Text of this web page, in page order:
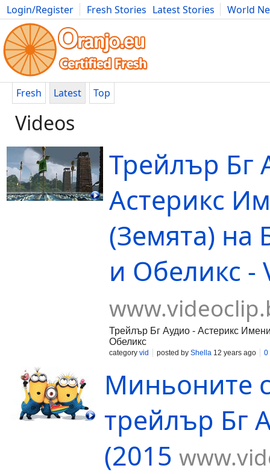
Login/Register Fresh Stories Latest Stories
World
Movies Anime Music Art Cars Advice Science
Fresh Latest Top
Videos
Трейлър Бг
Астерикс
(Земята) на
и Обеликс -
Трейлър Бг Аудио - Астерикс
Обеликс
category vid posted by Shella 12 years ago 0
Миньоните
трейлър Бг
(2015